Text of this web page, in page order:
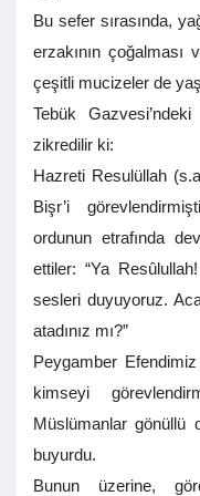
Bu sefer sırasında,
erzakının
çeşitli mucizeler de
Tebük
zikredilir ki:
Hazreti Resulüllah
Bişr’i
ordunun etrafında
ettiler: “Ya
sesleri duyuyoruz.
atadınız mı?”
Peygamber Efendimiz
kimseyi
Müslümanlar gönüllü
buyurdu.
Bunun üzerine,